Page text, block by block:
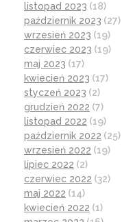
listopad 2023 (18)
październik 2023 (27)
wrzesień 2023 (19)
czerwiec 2023 (19)
maj 2023 (17)
kwiecień 2023 (17)
styczeń 2023 (2)
grudzień 2022 (7)
listopad 2022 (19)
październik 2022 (25)
wrzesień 2022 (19)
lipiec 2022 (2)
czerwiec 2022 (32)
maj 2022 (14)
kwiecień 2022 (1)